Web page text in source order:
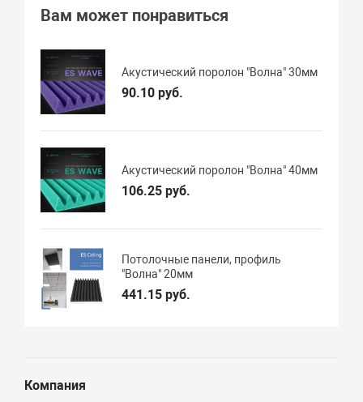
Вам может понравиться
Акустический поролон "Волна" 30мм
90.10 руб.
Акустический поролон "Волна" 40мм
106.25 руб.
Потолочные панели, профиль
"Волна" 20мм
441.15 руб.
Компания